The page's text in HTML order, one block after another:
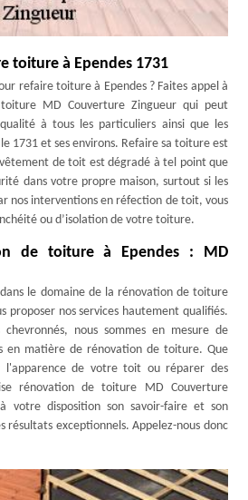
toiture à Ependes 1731
refaire toiture à Ependes ? Faites appel à
MD Couverture Zingueur qui peut
à tous les particuliers ainsi que les
1731 et ses environs. Refaire sa toiture est
de toit est dégradé à tel point que
dans votre propre maison, surtout si les
nos interventions en réfection de toit, vous
ou d’isolation de votre toiture.
de toiture à Ependes : MD
le domaine de la rénovation de toiture
proposer nos services hautement qualifiés.
nous sommes en mesure de
en matière de rénovation de toiture. Que
l'apparence de votre toit ou réparer des
rénovation de toiture MD Couverture
votre disposition son savoir-faire et son
résultats exceptionnels. Appelez-nous donc